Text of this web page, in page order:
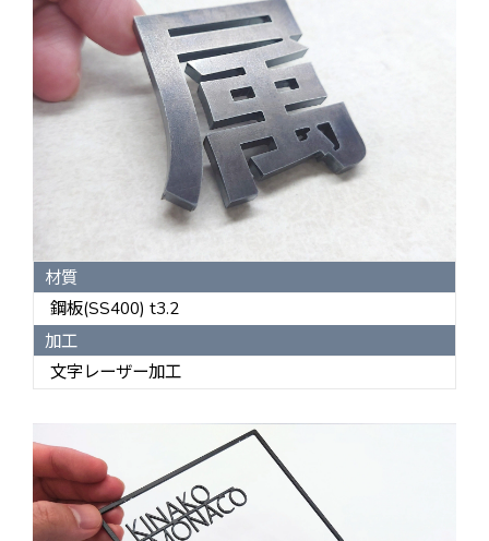
材質
鋼板(SS400) t3.2
加工
文字レーザー加工